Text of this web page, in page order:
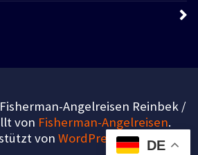
Angelreisen Reinbek /
von Fisherman-Angelreisen.
von WordPress. DE